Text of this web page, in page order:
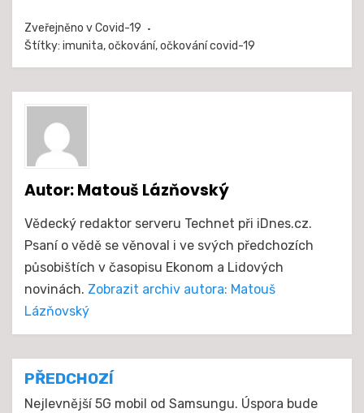
Zveřejněno vCovid-19
Štítky: imunita,očkování,očkování covid-19
Autor:Matouš Lázňovský
Vědecký redaktor serveru Technet při iDnes.cz.
Psaní o vědě se věnoval i ve svých předchozích
působištích v časopisu Ekonom a Lidových
novinách. Zobrazit archiv autora: Matouš
Lázňovský
Navigace
PŘEDCHOZÍ
Nejlevnější 5G mobil od Samsungu. Úspora bude